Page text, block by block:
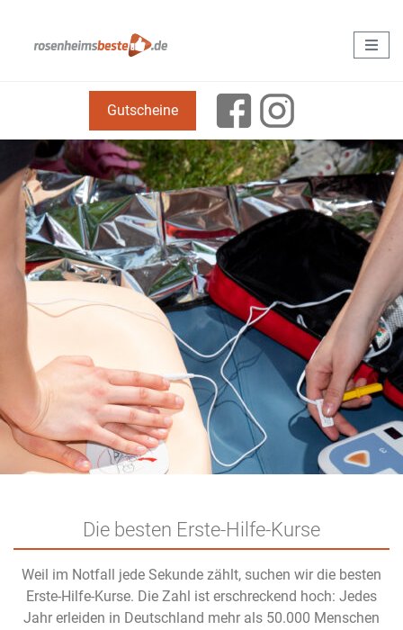
Gutscheine
Die besten Erste-Hilfe-Kurse
Weil im Notfall jede Sekunde zählt, suchen wir die besten
Erste-Hilfe-Kurse. Die Zahl ist erschreckend hoch: Jedes
Jahr erleiden in Deutschland mehr als 50.000 Menschen